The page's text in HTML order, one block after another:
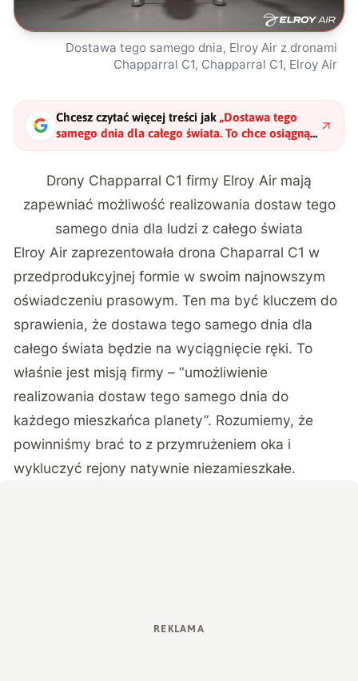
Dostawa tego samego dnia, Elroy Air z dronami
Chapparral C1, Chapparral C1, Elroy Air
Chcesz czytać więcej treści jak „Dostawa tego
samego dnia dla całego świata. To chce osiągnąć
Elroy Air z dronami Chapparral C1"?
Drony Chapparral C1 firmy Elroy Air mają
zapewniać możliwość realizowania dostaw tego
samego dnia dla ludzi z całego świata
Elroy Air zaprezentowała drona Chaparral C1 w
przedprodukcyjnej formie w swoim najnowszym
oświadczeniu prasowym. Ten ma być kluczem do
sprawienia, że dostawa tego samego dnia dla
całego świata będzie na wyciągnięcie ręki. To
właśnie jest misją firmy – “umożliwienie
realizowania dostaw tego samego dnia do
każdego mieszkańca planety”. Rozumiemy, że
powinniśmy brać to z przymrużeniem oka i
wykluczyć rejony natywnie niezamieszkałe.